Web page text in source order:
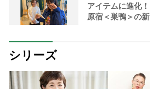
アイテムに進化
原宿＜巣鴨＞の
シリーズ